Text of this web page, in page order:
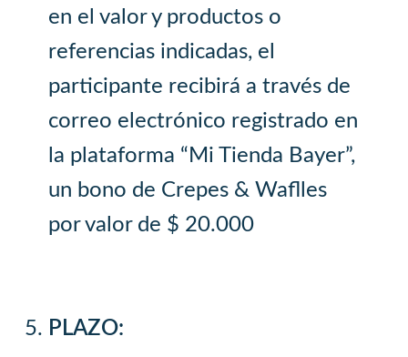
en el valor y productos o
referencias indicadas, el
participante recibirá a través de
correo electrónico registrado en
la plataforma “Mi Tienda Bayer”,
un bono de Crepes & Waflles
por valor de $ 20.000
PLAZO: